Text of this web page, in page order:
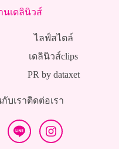
นเดลินิวส์
ไลฟ์สไตล์
เดลินิวส์clips
PR by dataxet
บเราติดต่อเรา